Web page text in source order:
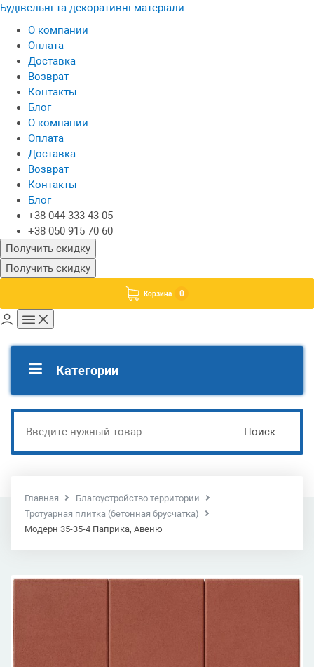
Будівельні та декоративні матеріали
О компании
Оплата
Доставка
Возврат
Контакты
Блог
О компании
Оплата
Доставка
Возврат
Контакты
Блог
+38 044 333 43 05
+38 050 915 70 60
Получить скидку
Получить скидку
Корзина 0
Категории
Поиск
Главная
Благоустройство территории
Тротуарная плитка (бетонная брусчатка)
Модерн 35-35-4 Паприка, Авеню